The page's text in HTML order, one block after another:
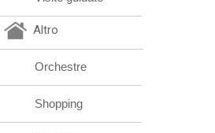
Altro
Orchestre
Shopping